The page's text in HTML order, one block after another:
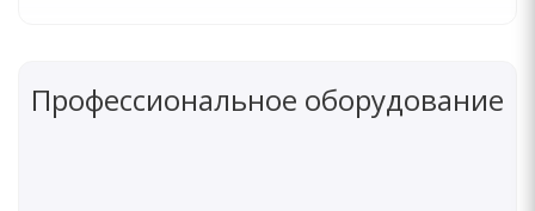
Профессиональное оборудование